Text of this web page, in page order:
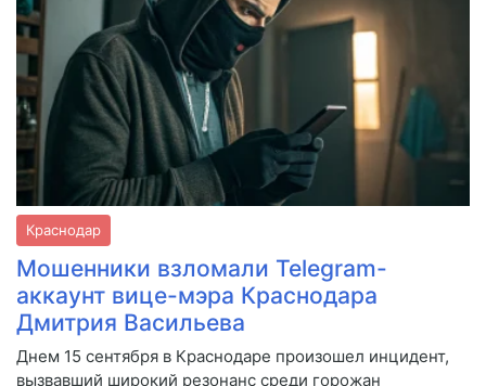
Краснодар
Мошенники взломали Telegram-
аккаунт вице-мэра Краснодара
Дмитрия Васильева
Днем 15 сентября в Краснодаре произошел инцидент,
вызвавший широкий резонанс среди горожан